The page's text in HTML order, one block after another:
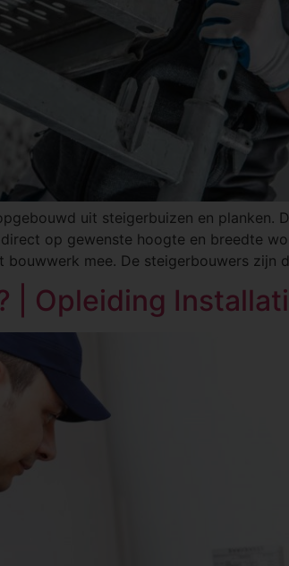
uit steigerbuizen en planken.
op gewenste hoogte en breedte
bouwwerk mee. De steigerbouwers zijn
| Opleiding